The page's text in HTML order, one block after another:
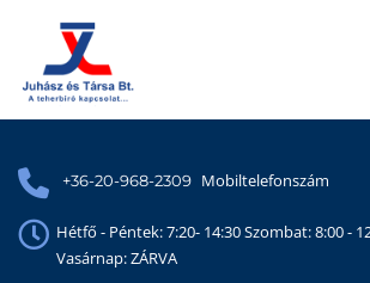
+36-20-968-2309 Mobiltelefonszám
Hétfő - Péntek: 7:20- 14:30 Szombat: 8:00 -
Vasárnap: ZÁRVA